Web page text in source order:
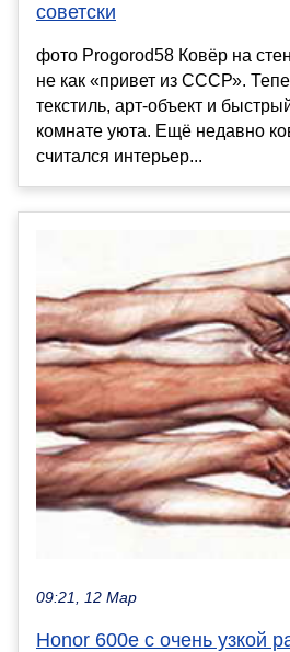
советски
фото Progorod58 Ковёр на
не как «привет из СССР».
текстиль, арт-объект и
комнате уюта. Ещё недавно
считался интерьер...
09:21, 12 Мар
Honor 600e с очень узкой